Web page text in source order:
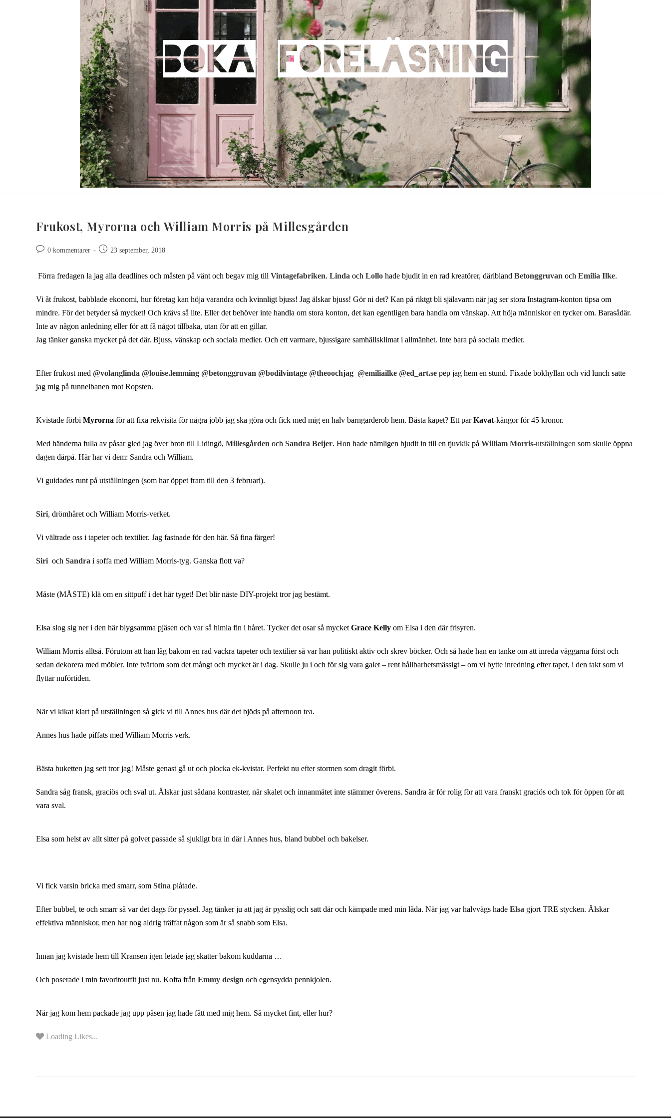
Frukost, Myrorna och William Morris på Millesgården
0 kommentarer 23 september, 2018
Förra fredagen la jag alla deadlines och måsten på vänt och begav mig till Vintagefabriken. Linda och Lollo hade bjudit in en rad kreatörer, däribland Betonggruvan och Emilia Ilke.
Vi åt frukost, babblade ekonomi, hur företag kan höja varandra och kvinnligt bjuss! Jag älskar bjuss! Gör ni det? Kan på riktgt bli själavarm när jag ser stora Instagram-konton tipsa om
mindre. För det betyder så mycket! Och krävs så lite. Eller det behöver inte handla om stora konton, det kan egentligen bara handla om vänskap. Att höja människor en tycker om. Barasådär.
Inte av någon anledning eller för att få något tillbaka, utan för att en gillar.
Jag tänker ganska mycket på det där. Bjuss, vänskap och sociala medier. Och ett varmare, bjussigare samhällsklimat i allmänhet. Inte bara på sociala medier.
Efter frukost med @volanglinda @louise.lemming @betonggruvan @bodilvintage @theoochjag @emiliailke @ed_art.se pep jag hem en stund. Fixade bokhyllan och vid lunch satte
jag mig på tunnelbanen mot Ropsten.
Kvistade förbi Myrorna för att fixa rekvisita för några jobb jag ska göra och fick med mig en halv barngarderob hem. Bästa kapet? Ett parKavat-kängor för 45 kronor.
Med händerna fulla av påsar gled jag över bron till Lidingö, Millesgården och Sandra Beijer. Hon hade nämligen bjudit in till en tjuvkik på William Morris-utställningen som skulle öppna
dagen därpå. Här har vi dem: Sandra och William.
Vi guidades runt på utställningen (som har öppet fram till den 3 februari).
Siri, drömhåret och William Morris-verket.
Vi vältrade oss i tapeter och textilier. Jag fastnade för den här. Så fina färger!
Siri och Sandra i soffa med William Morris-tyg. Ganska flott va?
Måste (MÅSTE) klä om en sittpuff i det här tyget! Det blir näste DIY-projekt tror jag bestämt.
Elsa slog sig ner i den här blygsamma pjäsen och var så himla fin i håret. Tycker det osar så mycket Grace Kelly om Elsa i den där frisyren.
William Morris alltså. Förutom att han låg bakom en rad vackra tapeter och textilier så var han politiskt aktiv och skrev böcker. Och så hade han en tanke om att inreda väggarna först och
sedan dekorera med möbler. Inte tvärtom som det mångt och mycket är i dag. Skulle ju i och för sig vara galet – rent hållbarhetsmässigt – om vi bytte inredning efter tapet, i den takt som vi
flyttar nuförtiden.
När vi kikat klart på utställningen så gick vi till Annes hus där det bjöds på afternoon tea.
Annes hus hade piffats med William Morris verk.
Bästa buketten jag sett tror jag! Måste genast gå ut och plocka ek-kvistar. Perfekt nu efter stormen som dragit förbi.
Sandra såg fransk, graciös och sval ut. Älskar just sådana kontraster, när skalet och innanmätet inte stämmer överens. Sandra är för rolig för att vara franskt graciös och tok för öppen för att
vara sval.
Elsa som helst av allt sitter på golvet passade så sjukligt bra in där i Annes hus, bland bubbel och bakelser.
Vi fick varsin bricka med smarr, som Stina plåtade.
Efter bubbel, te och smarr så var det dags för pyssel. Jag tänker ju att jag är pysslig och satt där och kämpade med min låda. När jag var halvvägs hade Elsa gjort TRE stycken. Älskar
effektiva människor, men har nog aldrig träffat någon som är så snabb som Elsa.
Innan jag kvistade hem till Kransen igen letade jag skatter bakom kuddarna …
Och poserade i min favoritoutfit just nu. Kofta från Emmy design och egensydda pennkjolen.
När jag kom hem packade jag upp påsen jag hade fått med mig hem. Så mycket fint, eller hur?
Loading Likes...